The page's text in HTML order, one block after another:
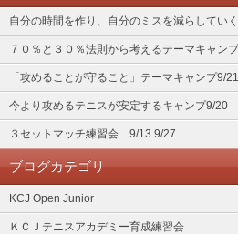
自分の時間を作り、自分のミスを減らしてい
７０％と３０％法則から考えるテーマキャン
「攻めることが守ること」テーマキャンプ9/21
今より攻めるテニスが安定するキャンプ9/20
３セットマッチ練習会 9/13 9/27
ブログカテゴリ
KCJ Open Junior
ＫＣＪテニスアカデミー育成練習会